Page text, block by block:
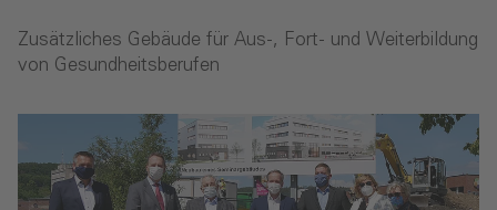
Zusätzliches Gebäude für Aus-, Fort- und Weiterbildung
von Gesundheitsberufen